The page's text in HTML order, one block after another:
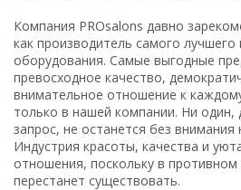
Компания PROsalons давно
как производитель самого лучшего
оборудования. Самые выгодные
превосходное качество,
внимательное отношение к
только в нашей компании. Ни
запрос, не останется без внимания
Индустрия красоты, качества и
отношения, поскольку в противном
перестанет существовать.